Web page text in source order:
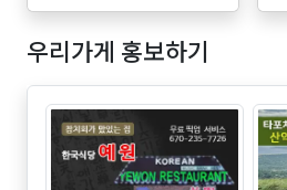
우리가게 홍보하기